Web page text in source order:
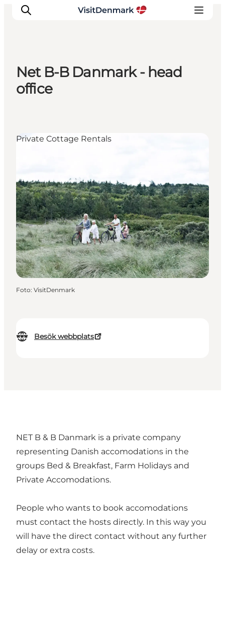
Inspiration
Planera resan
Net B-B Danmark - head
office
Besök webbplats
Private Cottage Rentals
Foto: VisitDenmark
NET B & B Danmark is a private company
representing Danish accomodations in the
groups Bed & Breakfast, Farm Holidays and
Private Accomodations.
People who wants to book accomodations
must contact the hosts directly. In this way you
will have the direct contact without any further
delay or extra costs.